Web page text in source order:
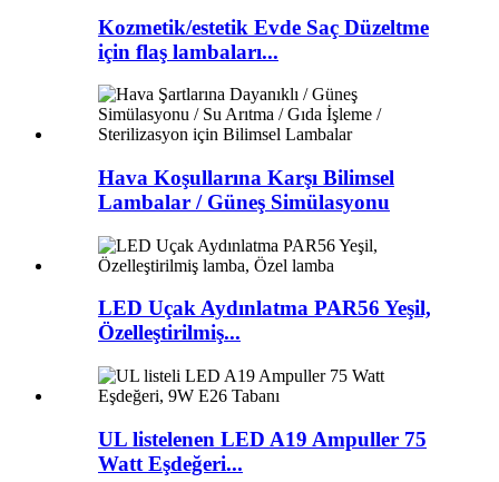
Kozmetik/estetik Evde Saç Düzeltme
için flaş lambaları...
Hava Koşullarına Karşı Bilimsel
Lambalar / Güneş Simülasyonu
LED Uçak Aydınlatma PAR56 Yeşil,
Özelleştirilmiş...
UL listelenen LED A19 Ampuller 75
Watt Eşdeğeri...